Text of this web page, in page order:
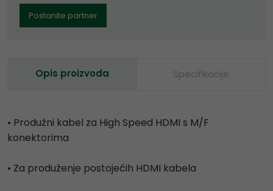
Postanite partner
Opis proizvoda Specifikacije
• Produžni kabel za High Speed HDMI s M/F
konektorima
• Za produženje postojećih HDMI kabela